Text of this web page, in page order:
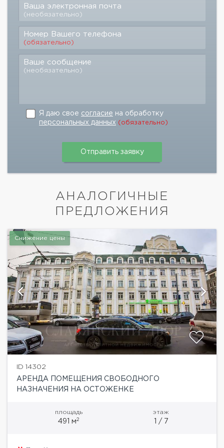
Ваша электронная почта
(необязательно)
Номер Вашего телефона
(обязательно)
Ваше сообщение
(необязательно)
Я даю свое согласие на обработку
персональных данных (обязательно)
АНАЛОГИЧНЫЕ
ПРЕДЛОЖЕНИЯ
Снижение цены
ID 14302
АРЕНДА ПОМЕЩЕНИЯ СВОБОДНОГО
НАЗНАЧЕНИЯ НА ОСТОЖЕНКЕ
площадь
491 м2
этаж
1 / 7